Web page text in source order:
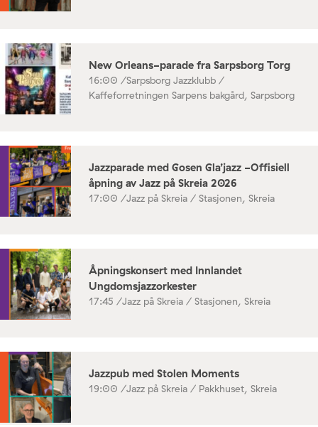
New Orleans-parade fra Sarpsborg Torg
16:00 /Sarpsborg Jazzklubb /
Kaffeforretningen Sarpens bakgård, Sarpsborg
Jazzparade med Gosen Gla’jazz -Offisiell
åpning av Jazz på Skreia 2026
17:00 /Jazz på Skreia / Stasjonen, Skreia
Åpningskonsert med Innlandet
Ungdomsjazzorkester
17:45 /Jazz på Skreia / Stasjonen, Skreia
Jazzpub med Stolen Moments
19:00 /Jazz på Skreia / Pakkhuset, Skreia